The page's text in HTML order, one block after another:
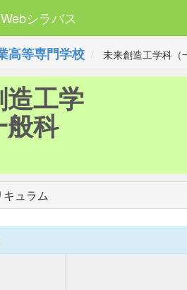
シラバス
高等専門学校 未来創造工学科（
工学
科
ュラム